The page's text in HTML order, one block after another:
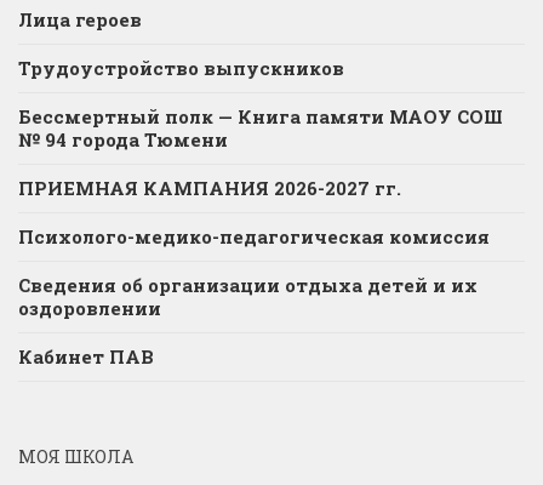
Лица героев
Трудоустройство выпускников
Бессмертный полк — Книга памяти МАОУ СОШ
№ 94 города Тюмени
ПРИЕМНАЯ КАМПАНИЯ 2026-2027 гг.
Психолого-медико-педагогическая комиссия
Сведения об организации отдыха детей и их
оздоровлении
Кабинет ПАВ
МОЯ ШКОЛА